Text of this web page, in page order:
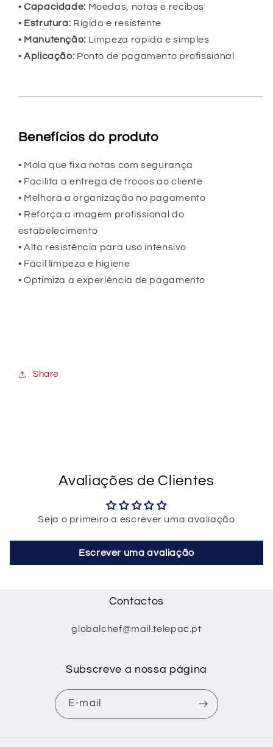
•Capacidade: Moedas, notas e recibos
• Estrutura: Rígida e resistente
• Manutenção: Limpeza rápida e simples
•Aplicação: Ponto de pagamento profissional
Benefícios do produto
• Mola que fixa notas com segurança
• Facilita a entrega de trocos ao cliente
• Melhora a organização no pagamento
• Reforça a imagem profissional do
estabelecimento
• Alta resistência para uso intensivo
• Fácil limpeza e higiene
• Optimiza a experiência de pagamento
Share
Avaliações de Clientes
Seja o primeiro a escrever uma avaliação
Escrever uma avaliação
Contactos
globalchef@mail.telepac.pt
Subscreve a nossa página
E-mail